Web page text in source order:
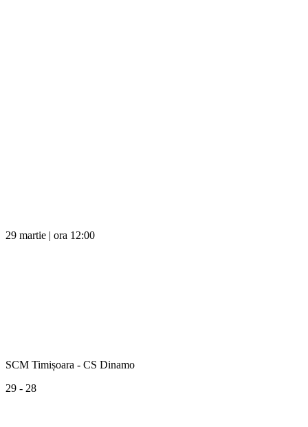
29 martie | ora 12:00
SCM Timișoara - CS Dinamo
29 - 28